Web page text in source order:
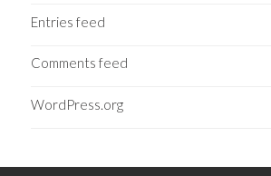
Entries feed
Comments feed
WordPress.org